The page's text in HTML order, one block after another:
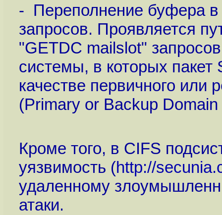
- Переполнение буфера в
запросов. Проявляется
"GETDC mailslot"
системы, в которых пакет
качестве первичного или
(Primary or Backup
Кроме того, в CIFS
уязвимость (http://
удаленному
атаки.